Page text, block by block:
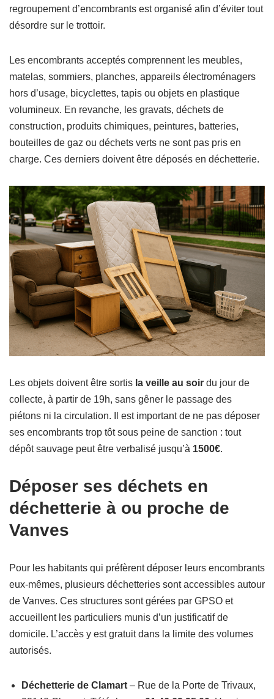
regroupement d’encombrants est organisé afin d’éviter tout
désordre sur le trottoir.
Les encombrants acceptés comprennent les meubles,
matelas, sommiers, planches, appareils électroménagers
hors d’usage, bicyclettes, tapis ou objets en plastique
volumineux. En revanche, les gravats, déchets de
construction, produits chimiques, peintures, batteries,
bouteilles de gaz ou déchets verts ne sont pas pris en
charge. Ces derniers doivent être déposés en déchetterie.
Les objets doivent être sortis la veille au soir du jour de
collecte, à partir de 19h, sans gêner le passage des
piétons ni la circulation. Il est important de ne pas déposer
ses encombrants trop tôt sous peine de sanction : tout
dépôt sauvage peut être verbalisé jusqu’à 1500€.
Déposer ses déchets en
déchetterie à ou proche de
Vanves
Pour les habitants qui préfèrent déposer leurs encombrants
eux-mêmes, plusieurs déchetteries sont accessibles autour
de Vanves. Ces structures sont gérées par GPSO et
accueillent les particuliers munis d’un justificatif de
domicile. L’accès y est gratuit dans la limite des volumes
autorisés.
Déchetterie de Clamart – Rue de la Porte de Trivaux,